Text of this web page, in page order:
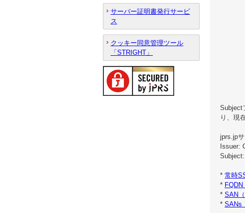
Subject
り、現
jprs.jp
Issuer:
* 常時
* FQDN
* SAN
* SANs
サーバー証明書発行サービ
ス
クッキー同意管理ツール
「STRIGHT」